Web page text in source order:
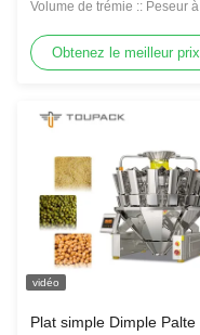
Volume de trémie :: Peseur à
Obtenez le meilleur prix
vidéo
Plat simple Dimple Palte